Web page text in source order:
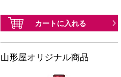
カートに 入れる
山形屋オリジナル商品